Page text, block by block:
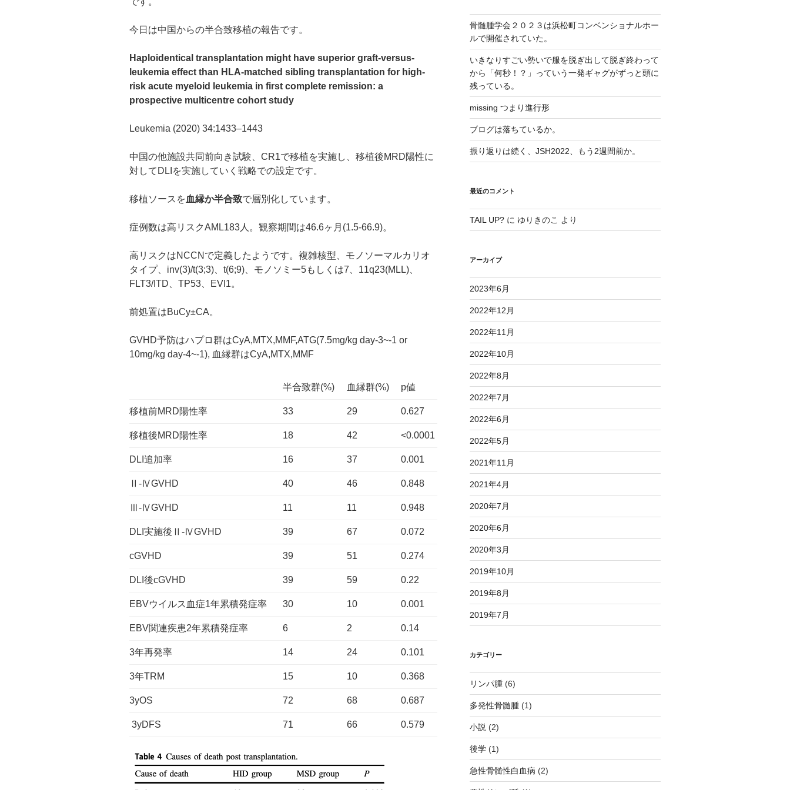
今日は中国からの半合致移植の報告です。
Haploidentical transplantation might have superior graft-versus-
leukemia effect than HLA-matched sibling transplantation for high-
risk acute myeloid leukemia in first complete remission: a
prospective multicentre cohort study
Leukemia (2020) 34:1433–1443
中国の他施設共同前向き試験、CR1で移植を実施し、移植後MRD陽性に
対してDLIを実施していく戦略での設定です。
移植ソースを血縁か半合致で層別化しています。
症例数は高リスクAML183人。観察期間は46.6ヶ月(1.5-66.9)。
高リスクはNCCNで定義したようです。複雑核型、モノソーマルカリオ
タイプ、inv(3)/t(3;3)、t(6;9)、モノソミー5もしくは7、11q23(MLL)、
FLT3/ITD、TP53、EVI1。
前処置はBuCy±CA。
GVHD予防はハプロ群はCyA,MTX,MMF,ATG(7.5mg/kg day-3~-1 or
10mg/kg day-4~-1), 血縁群はCyA,MTX,MMF
半合致群(%) 血縁群(%) p値
移植前MRD陽性率 33 29 0.627
移植後MRD陽性率 18 42 <0.0001
DLI追加率 16 37 0.001
Ⅱ-ⅣGVHD 40 46 0.848
Ⅲ-ⅣGVHD 11 11 0.948
DLI実施後Ⅱ-ⅣGVHD 39 67 0.072
cGVHD 39 51 0.274
DLI後cGVHD 39 59 0.22
EBVウイルス血症1年累積発症率 30 10 0.001
EBV関連疾患2年累積発症率 6 2 0.14
3年再発率 14 24 0.101
3年TRM 15 10 0.368
3yOS 72 68 0.687
3yDFS 71 66 0.579
骨髄腫学会２０２３は浜松町コンベンショナルホー
ルで開催されていた。
いきなりすごい勢いで服を脱ぎ出して脱ぎ終わって
から「何秒！？」っていう一発ギャグがずっと頭に
残っている。
missing つまり進行形
ブログは落ちているか。
振り返りは続く、JSH2022、もう2週間前か。
最近のコメント
TAIL UP?に ゆりきのこ より
アーカイブ
2023年6月
2022年12月
2022年11月
2022年10月
2022年8月
2022年7月
2022年6月
2022年5月
2021年11月
2021年4月
2020年7月
2020年6月
2020年3月
2019年10月
2019年8月
2019年7月
カテゴリー
リンパ腫(6)
多発性骨髄腫(1)
小説 (2)
後学(1)
急性骨髄性白血病 (2)